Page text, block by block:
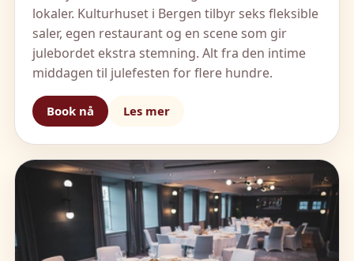
lokaler. Kulturhuset i Bergen tilbyr seks fleksible
saler, egen restaurant og en scene som gir
julebordet ekstra stemning. Alt fra den intime
middagen til julefesten for flere hundre.
Book nå Les mer